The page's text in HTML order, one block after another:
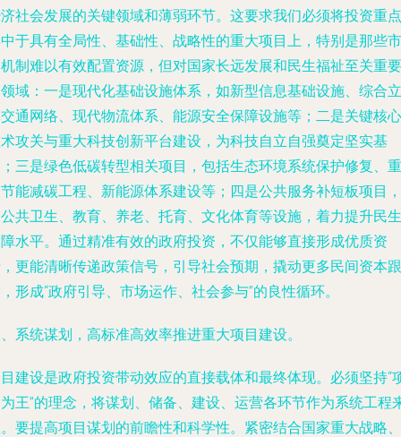
社会发展的关键领域和薄弱环节。这要求我们必须将投资重点
于具有全局性、基础性、战略性的重大项目上，特别是那些市
制难以有效配置资源，但对国家长远发展和民生福祉至关重要
域：一是现代化基础设施体系，如新型信息基础设施、综合立
通网络、现代物流体系、能源安全保障设施等；二是关键核心
攻关与重大科技创新平台建设，为科技自立自强奠定坚实基
三是绿色低碳转型相关项目，包括生态环境系统保护修复、重
能减碳工程、新能源体系建设等；四是公共服务补短板项目，
共卫生、教育、养老、托育、文化体育等设施，着力提升民生
水平。通过精准有效的政府投资，不仅能够直接形成优质资
更能清晰传递政策信号，引导社会预期，撬动更多民间资本跟
形成“政府引导、市场运作、社会参与”的良性循环。
系统谋划，高标准高效率推进重大项目建设。
建设是政府投资带动效应的直接载体和最终体现。必须坚持“
王”的理念，将谋划、储备、建设、运营各环节作为系统工程
要提高项目谋划的前瞻性和科学性。紧密结合国家重大战略、